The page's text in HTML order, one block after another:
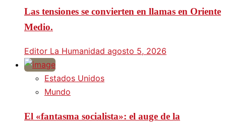
Las tensiones se convierten en llamas en Oriente
Medio.
Editor La Humanidad agosto 5, 2026
Estados Unidos
Mundo
El «fantasma socialista»: el auge de la